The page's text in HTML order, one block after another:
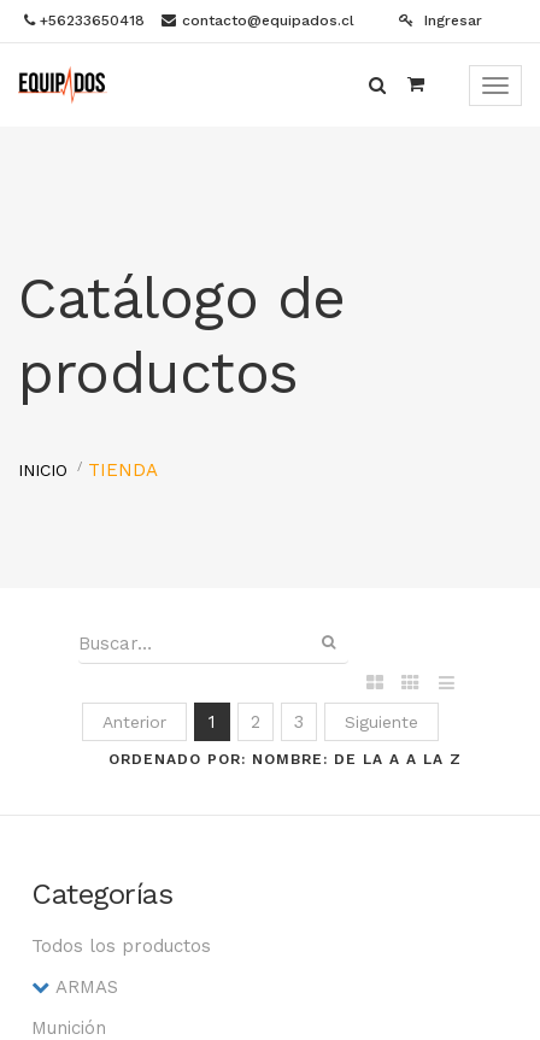
+56233650418 contacto@equipados.cl Ingresar
Menú
Catálogo de
productos
INICIO TIENDA
Anterior 1 2 3 Siguiente
ORDENADO POR: NOMBRE: DE LA A A LA Z
Categorías
Todos los productos
ARMAS
Munición